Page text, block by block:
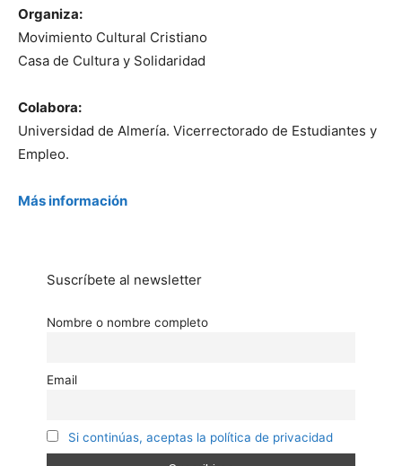
Organiza:
Movimiento Cultural Cristiano
Casa de Cultura y Solidaridad
Colabora:
Universidad de Almería. Vicerrectorado de Estudiantes y
Empleo.
Más información
Suscríbete al newsletter
Nombre o nombre completo
Email
Si continúas, aceptas la política de privacidad